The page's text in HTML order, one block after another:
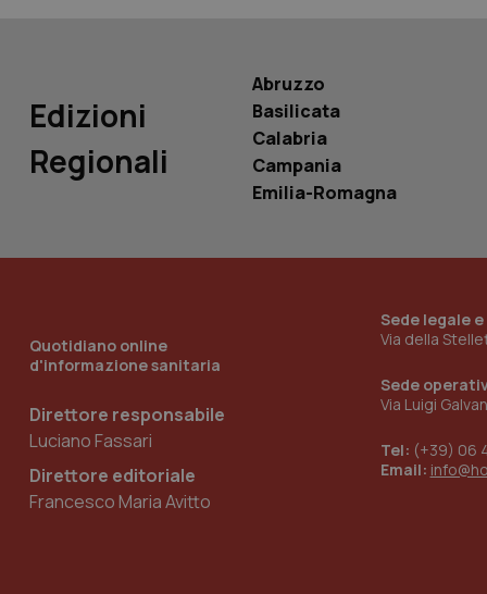
Edizioni
Regionali
Abruzzo
Basilicata
Calabria
Campania
Emilia-Romagna
Quotidiano online
d'informazione sanitaria
Direttore responsabile
Luciano Fassari
Direttore editoriale
Francesco Maria Avitto
Sede legale
Via della
Sede
Via Luigi
Tel: (+39) 06
Email: